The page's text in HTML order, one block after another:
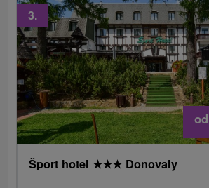
od
3.
Šport hotel ★★★ Donovaly